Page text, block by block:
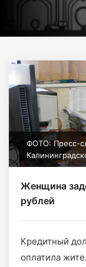
ФОТО: Пресс-
Женщина
рублей
Кредитный
оплатила